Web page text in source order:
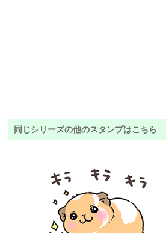
同じシリーズの他のスタンプはこちら